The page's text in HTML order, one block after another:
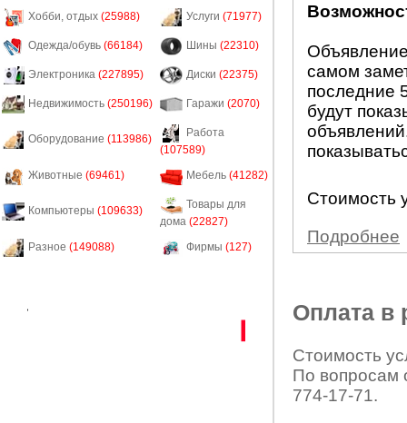
Хобби, отдых (25988) Услуги (71977)
Одежда/обувь (66184) Шины (22310)
Электроника (227895) Диски (22375)
Недвижимость (250196) Гаражи (2070)
Оборудование (113986)
Работа
(107589)
Животные (69461) Мебель (41282)
Компьютеры (109633)
Товары для
дома (22827)
Разное (149088) Фирмы (127)
самом
последние
будут
Стоимость
Подробнее
Оплата в
Стоимость
По вопросам
774-17-71.